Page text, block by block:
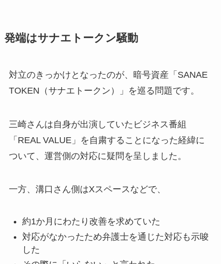
発端はサナエトークン騒動
対立のきっかけとなったのが、暗号資産「SANAE
TOKEN（サナエトークン）」を巡る問題です。
三崎さんは自身が出演していたビジネス番組
「REAL VALUE」を自粛することになった経緯に
ついて、運営側の対応に疑問を呈しました。
一方、溝口さん側はXスペースなどで、
約1か月にわたり改善を求めていた
対応がなかったため弁護士を通じた対応も示唆
した